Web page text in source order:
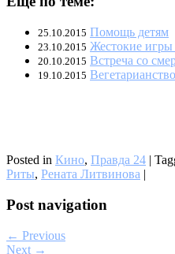
25.10.2015 Помощь детям
23.10.2015 Жестокие
20.10.2015 Встреча со
19.10.2015
Posted in Кино, Правда 24 |
Риты, Рената Литвинова |
Post navigation
← Previous
Next →